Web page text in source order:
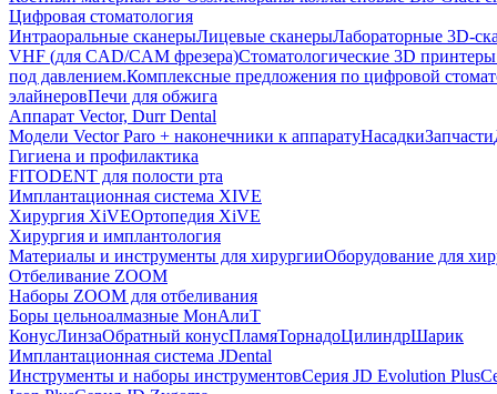
Цифровая стоматология
Интраоральные сканерыЛицевые сканерыЛабораторные 3D-
VHF (для CAD/CAM фрезера)Стоматологические 3D
под давлением.Комплексные предложения по цифровой
элайнеровПечи для обжига
Аппарат Vector, Durr Dental
Модели Vector Paro + наконечники к аппаратуНасадкиЗапчасти
Гигиена и профилактика
FITODENT для полости рта
Имплантационная система XIVE
Хирургия XiVEОртопедия XiVE
Хирургия и имплантология
Материалы и инструменты для хирургииОборудование для
Отбеливание ZOOM
Наборы ZOOM для отбеливания
Боры цельноалмазные МонАлиТ
КонусЛинзаОбратный конусПламяТорнадоЦилиндрШарик
Имплантационная система JDental
Инструменты и наборы инструментовСерия JD Evolution Plus